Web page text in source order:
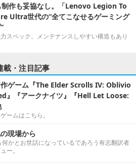
作も妥協なし。「Lenovo Legion To
Ultra世代の“全てこなせるゲーミング
スペック。メンテナンスしやすい構造もあり
載・注目記事
ゲーム『The Elder Scrolls IV: Oblivio
』『アークナイツ』『Hell Let Loose:
ームはこちら。
現場から
何かとお世話になっているであろう有志翻訳者
ー。